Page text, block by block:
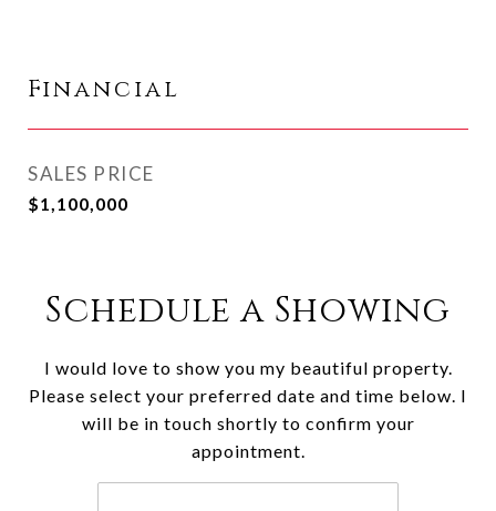
Financial
SALES PRICE
$1,100,000
Schedule a Showing
I would love to show you my beautiful property.
Please select your preferred date and time below. I
will be in touch shortly to confirm your
appointment.